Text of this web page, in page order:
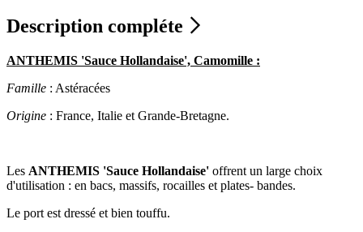
Description compléte
ANTHEMIS 'Sauce Hollandaise', Camomille :
Famille : Astéracées
Origine : France, Italie et Grande-Bretagne.
Les ANTHEMIS 'Sauce Hollandaise' offrent un large choix
d'utilisation : en bacs, massifs, rocailles et plates- bandes.
Le port est dressé et bien touffu.